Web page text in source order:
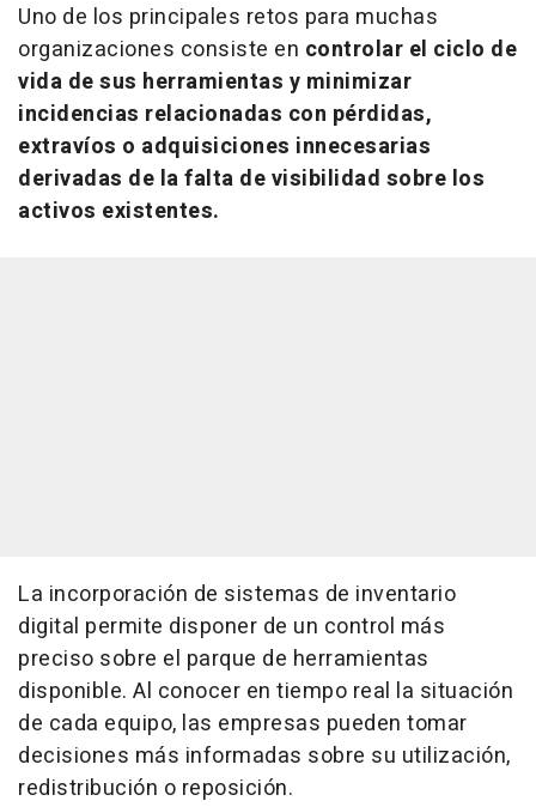
Uno de los principales retos para muchas
organizaciones consiste en controlar el ciclo de
vida de sus herramientas y minimizar
incidencias relacionadas con pérdidas,
extravíos o adquisiciones innecesarias
derivadas de la falta de visibilidad sobre los
activos existentes.
La incorporación de sistemas de inventario
digital permite disponer de un control más
preciso sobre el parque de herramientas
disponible. Al conocer en tiempo real la situación
de cada equipo, las empresas pueden tomar
decisiones más informadas sobre su utilización,
redistribución o reposición.